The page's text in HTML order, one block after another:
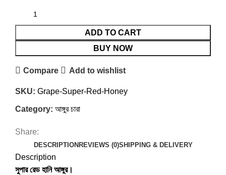
ADD TO CART
BUY NOW
Compare Add to wishlist
SKU: Grape-Super-Red-Honey
Category: আঙ্গুর চারা
Share:
DESCRIPTION REVIEWS (0)SHIPPING & DELIVERY
Description
সুপার রেড হানি আঙ্গুর।